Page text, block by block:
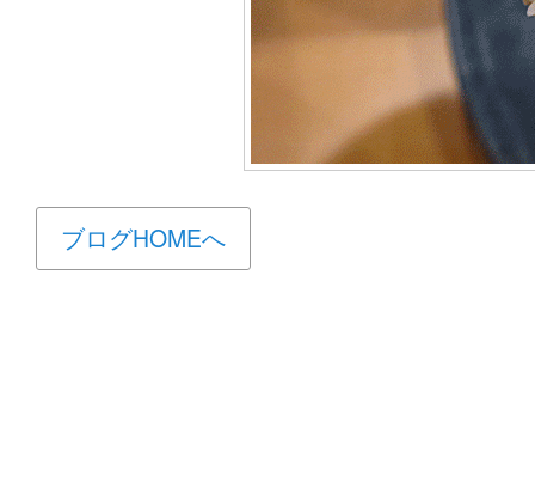
ブログHOMEへ